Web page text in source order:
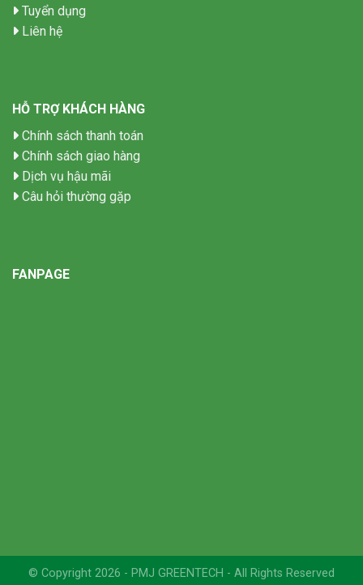
Tuyển dụng
Liên hệ
HỖ TRỢ KHÁCH HÀNG
Chính sách thanh toán
Chính sách giao hàng
Dịch vụ hậu mãi
Câu hỏi thường gặp
FANPAGE
© Copyright 2026 - PMJ GREENTECH - All Rights Reserved